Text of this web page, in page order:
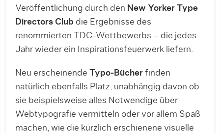
Veröffentlichung durch den New Yorker Type
Directors Club die Ergebnisse des
renommierten TDC-Wettbewerbs – die jedes
Jahr wieder ein Inspirationsfeuerwerk liefern.
Neu erscheinende Typo-Bücher finden
natürlich ebenfalls Platz, unabhängig davon ob
sie beispielsweise alles Notwendige über
Webtypografie vermitteln oder vor allem Spaß
machen, wie die kürzlich erschienene visuelle